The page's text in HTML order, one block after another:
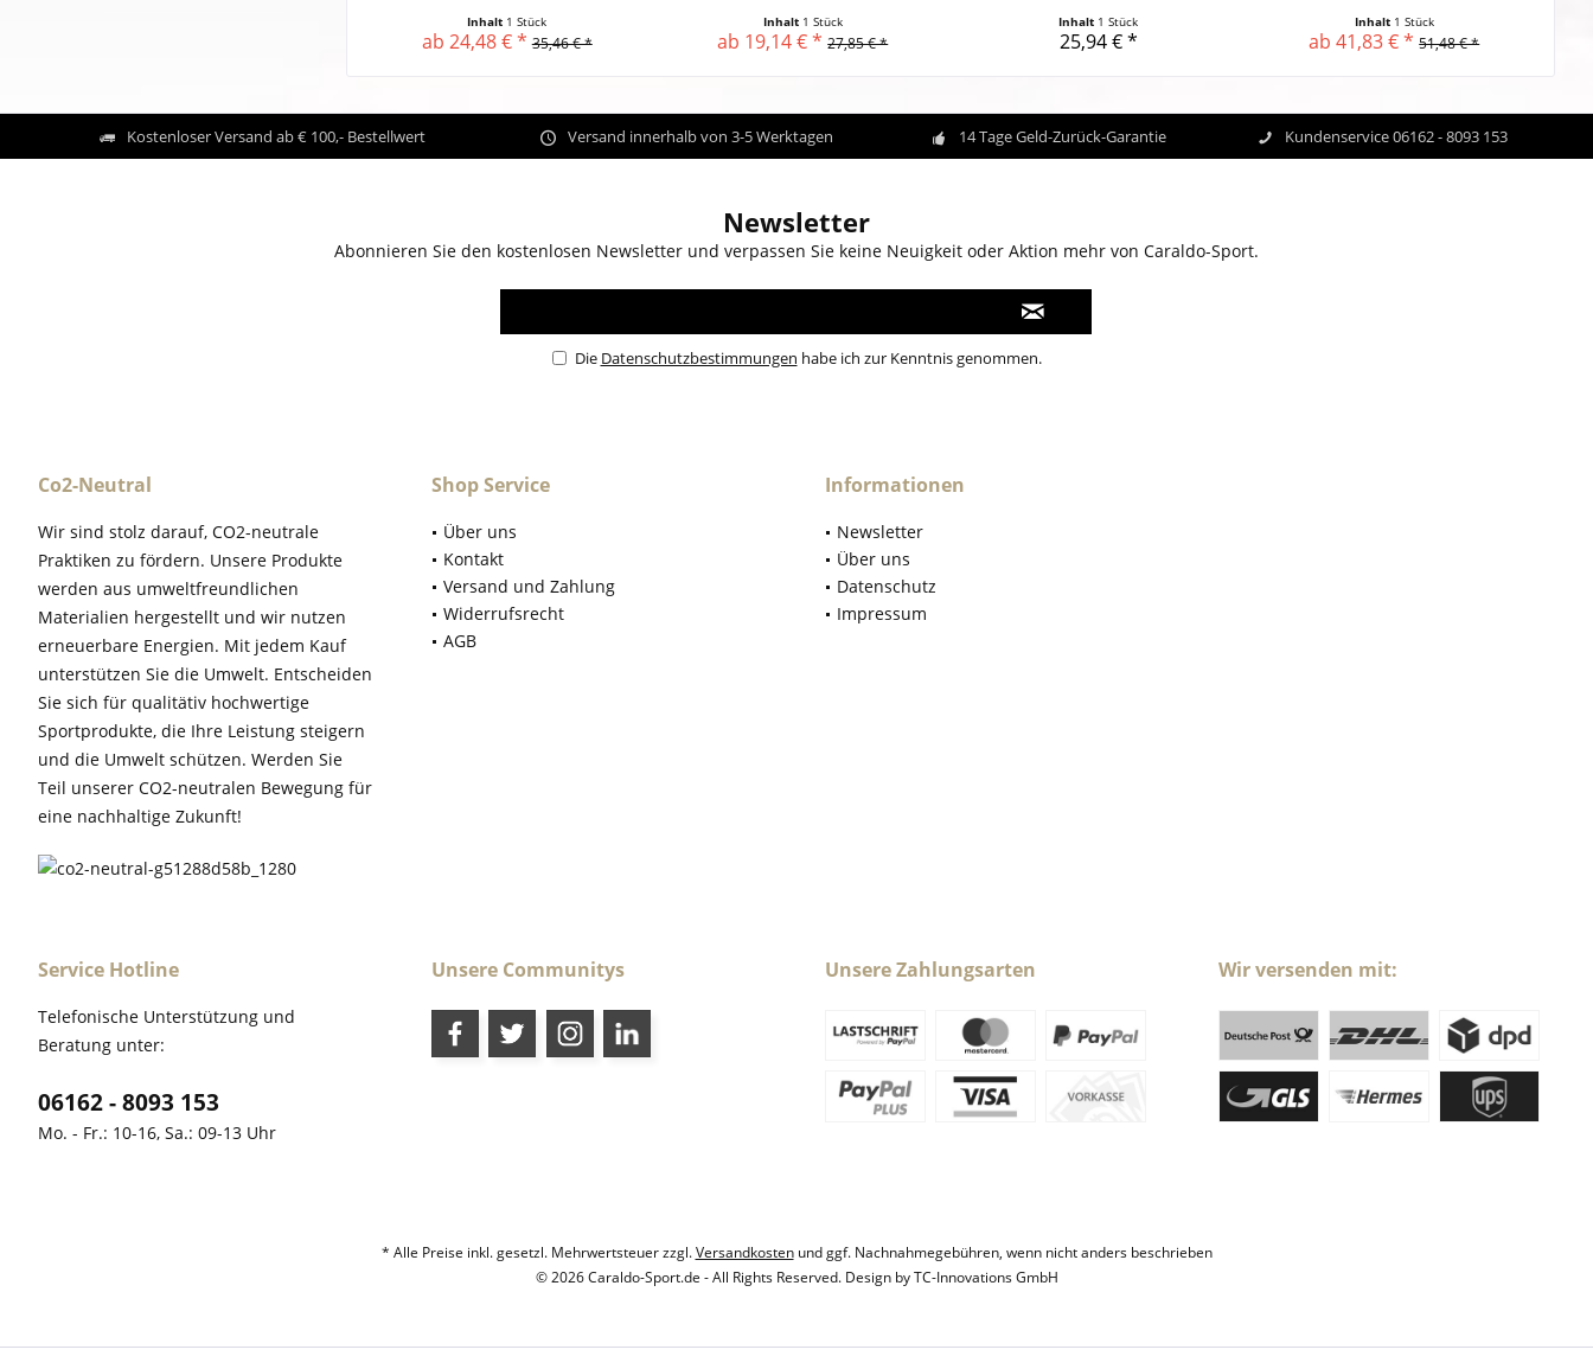
Inhalt 1 Stück
ab 24,48 € * 35,46 € *
Inhalt 1 Stück
ab 19,14 € * 27,85 € *
Inhalt 1 Stück
25,94 € *
Inhalt 1 Stück
ab 41,83 € * 51,48 € *
Kostenloser Versand ab € 100,- Bestellwert Versand innerhalb von 3-5 Werktagen 14 Tage Geld-Zurück-Garantie Kundenservice 06162 - 8093 153
Newsletter
Abonnieren Sie den kostenlosen Newsletter und verpassen Sie keine Neuigkeit oder Aktion mehr von Caraldo-Sport.
Die Datenschutzbestimmungen habe ich zur Kenntnis genommen.
Co2-Neutral
Wir sind stolz darauf, CO2-neutrale
Praktiken zu fördern. Unsere Produkte
werden aus umweltfreundlichen
Materialien hergestellt und wir nutzen
erneuerbare Energien. Mit jedem Kauf
unterstützen Sie die Umwelt. Entscheiden
Sie sich für qualitätiv hochwertige
Sportprodukte, die Ihre Leistung steigern
und die Umwelt schützen. Werden Sie
Teil unserer CO2-neutralen Bewegung für
eine nachhaltige Zukunft!
Shop Service
Über uns
Kontakt
Versand und Zahlung
Widerrufsrecht
AGB
Informationen
Newsletter
Über uns
Datenschutz
Impressum
Service Hotline
Telefonische Unterstützung und
Beratung unter:
06162 - 8093 153
Mo. - Fr.: 10-16, Sa.: 09-13 Uhr
Unsere Communitys Unsere Zahlungsarten Wir versenden mit:
* Alle Preise inkl. gesetzl. Mehrwertsteuer zzgl.Versandkostenund ggf. Nachnahmegebühren, wenn nicht anders beschrieben
© 2026 Caraldo-Sport.de - All Rights Reserved. Design byTC-Innovations GmbH